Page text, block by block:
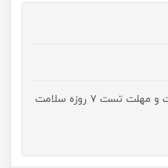
ضمانت مادام العمر اصالت و مهلت تست ۷ روزه سلامت